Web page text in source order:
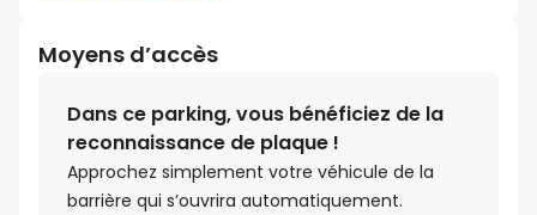
Moyens d’accès
Dans ce parking, vous bénéficiez de la
reconnaissance de plaque !
Approchez simplement votre véhicule de la
barrière qui s’ouvrira automatiquement.